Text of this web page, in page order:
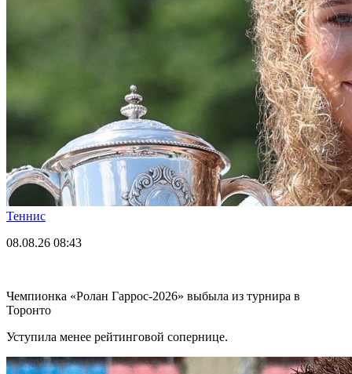
Теннис
08.08.26 08:43
Чемпионка «Ролан Гаррос-2026» выбыла из турнира в
Торонто
Уступила менее рейтинговой сопернице.